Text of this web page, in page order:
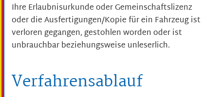
Ihre Erlaubnisurkunde oder Gemeinschaftslizenz
oder die Ausfertigungen/Kopie für ein Fahrzeug ist
verloren gegangen, gestohlen worden oder ist
unbrauchbar beziehungsweise unleserlich.
Verfahrensablauf